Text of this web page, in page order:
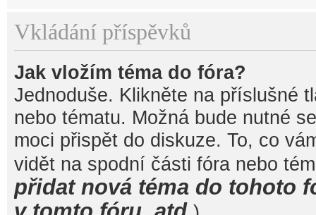
Vkládání příspěvků
Jak vložím téma do fóra?
Jednoduše. Klikněte na příslušné
nebo tématu. Možná bude nutné
moci přispět do diskuze. To, co
vidět na spodní části fóra nebo
přidat nová téma do tohoto